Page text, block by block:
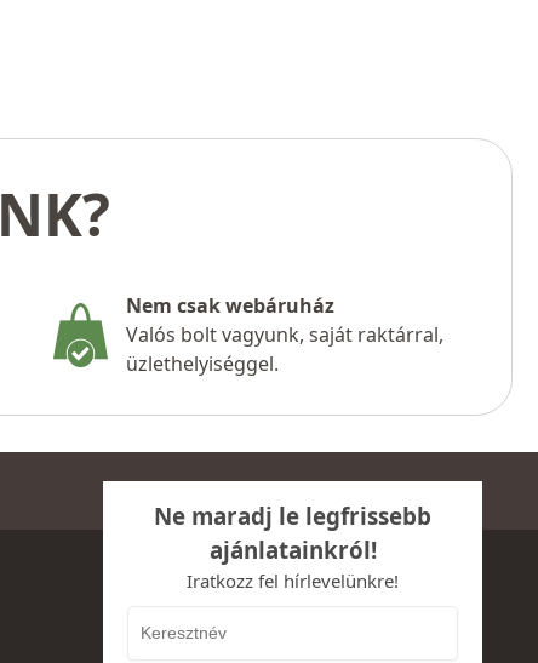
Nem csak webáruház
Valós bolt vagyunk, saját raktárral,
üzlethelyiséggel.
Ne maradj le legfrissebb
ajánlatainkról!
Iratkozz fel hírlevelünkre!